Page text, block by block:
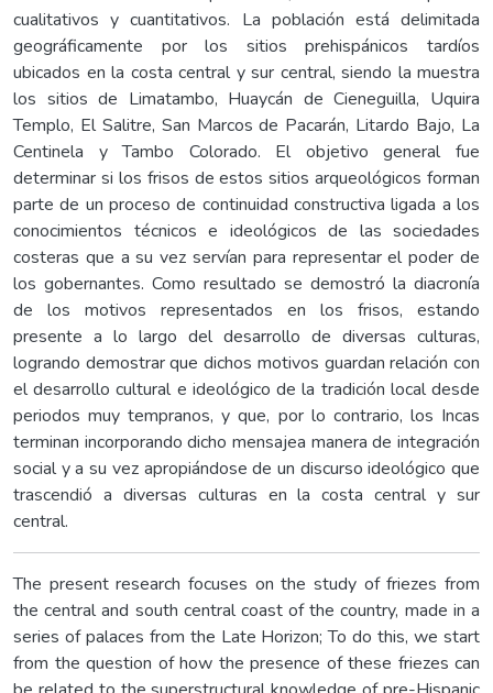
cualitativos y cuantitativos. La población está delimitada
geográficamente por los sitios prehispánicos tardíos
ubicados en la costa central y sur central, siendo la muestra
los sitios de Limatambo, Huaycán de Cieneguilla, Uquira
Templo, El Salitre, San Marcos de Pacarán, Litardo Bajo, La
Centinela y Tambo Colorado. El objetivo general fue
determinar si los frisos de estos sitios arqueológicos forman
parte de un proceso de continuidad constructiva ligada a los
conocimientos técnicos e ideológicos de las sociedades
costeras que a su vez servían para representar el poder de
los gobernantes. Como resultado se demostró la diacronía
de los motivos representados en los frisos, estando
presente a lo largo del desarrollo de diversas culturas,
logrando demostrar que dichos motivos guardan relación con
el desarrollo cultural e ideológico de la tradición local desde
periodos muy tempranos, y que, por lo contrario, los Incas
terminan incorporando dicho mensajea manera de integración
social y a su vez apropiándose de un discurso ideológico que
trascendió a diversas culturas en la costa central y sur
central.
The present research focuses on the study of friezes from
the central and south central coast of the country, made in a
series of palaces from the Late Horizon; To do this, we start
from the question of how the presence of these friezes can